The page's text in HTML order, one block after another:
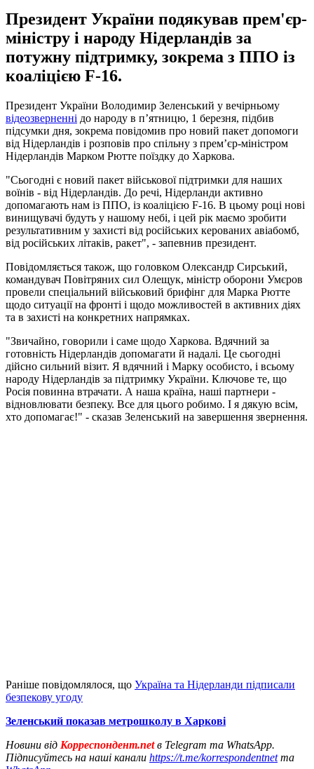
Президент України подякував прем'єр-
міністру і народу Нідерландів за
потужну підтримку, зокрема з ППО із
коаліцією F-16.
Президент України Володимир Зеленський у вечірньому
відеозверненні до народу в п’ятницю, 1 березня, підбив
підсумки дня, зокрема повідомив про новий пакет допомоги
від Нідерландів і розповів про спільну з прем’єр-міністром
Нідерландів Марком Рютте поїздку до Харкова.
"Сьогодні є новий пакет військової підтримки для наших
воїнів - від Нідерландів. До речі, Нідерланди активно
допомагають нам із ППО, із коаліцією F-16. В цьому році нові
винищувачі будуть у нашому небі, і цей рік маємо зробити
результативним у захисті від російських керованих авіабомб,
від російських літаків, ракет", - запевнив президент.
Повідомляється також, що головком Олександр Сирський,
командувач Повітряних сил Олещук, міністр оборони Умєров
провели спеціальний військовий брифінг для Марка Рютте
щодо ситуації на фронті і щодо можливостей в активних діях
та в захисті на конкретних напрямках.
"Звичайно, говорили і саме щодо Харкова. Вдячний за
готовність Нідерландів допомагати й надалі. Це сьогодні
дійсно сильний візит. Я вдячний і Марку особисто, і всьому
народу Нідерландів за підтримку України. Ключове те, що
Росія повинна втрачати. А наша країна, наші партнери -
відновлювати безпеку. Все для цього робимо. І я дякую всім,
хто допомагає!" - сказав Зеленський на завершення звернення.
Раніше повідомлялося, що Україна та Нідерланди підписали
безпекову угоду
Зеленський показав метрошколу в Харкові
Новини від Корреспондент.netв Telegram та WhatsApp.
Підписуйтесь на наші канали https://t.me/korrespondentnetта